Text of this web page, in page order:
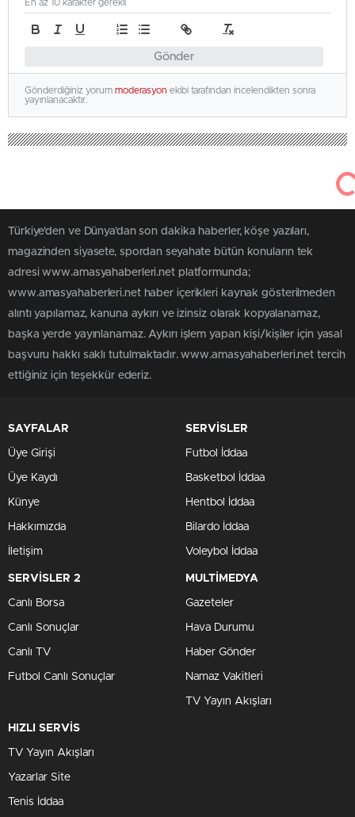
Gönder
En az 10 karakter gerekli
Gönderdiğiniz yorum moderasyon ekibi tarafından incelendikten sonra
yayınlanacaktır.
Türkiye'den ve Dünya’dan son dakika haberler, köşe yazıları,
magazinden siyasete, spordan seyahate bütün konuların tek
adresi www.amasyahaberleri.net platformunda;
www.amasyahaberleri.net haber içerikleri kaynak gösterilmeden
alıntı yapılamaz, kanuna aykırı ve izinsiz olarak kopyalanamaz,
başka yerde yayınlanamaz. Aykırı işlem yapan kişi/kişiler için yasal
başvuru hakkı saklı tutulmaktadır. www.amasyahaberleri.net tercih
ettiğiniz için teşekkür ederiz.
SAYFALAR
Üye Girişi
Üye Kaydı
Künye
Hakkımızda
İletişim
SERVİSLER
Futbol İddaa
Basketbol İddaa
Hentbol İddaa
Bilardo İddaa
Voleybol İddaa
SERVİSLER 2
Canlı Borsa
Canlı Sonuçlar
Canlı TV
Futbol Canlı Sonuçlar
MULTİMEDYA
Gazeteler
Hava Durumu
Haber Gönder
Namaz Vakitleri
TV Yayın Akışları
HIZLI SERVİS
TV Yayın Akışları
Yazarlar Site
Tenis İddaa